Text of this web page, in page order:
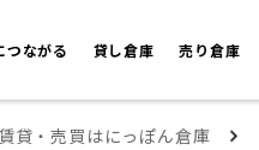
つながる 貸し倉庫 売り倉庫
貸・売買はにっぽん倉庫